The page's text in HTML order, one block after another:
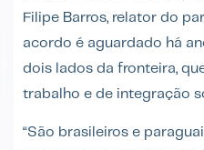
Filipe Barros, relator do
acordo é aguardado há
dois lados da fronteira,
trabalho e de integração
“São brasileiros e